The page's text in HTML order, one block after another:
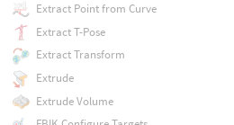
Extract Point from Curve
Extract T-Pose
Extract Transform
Extrude
Extrude Volume